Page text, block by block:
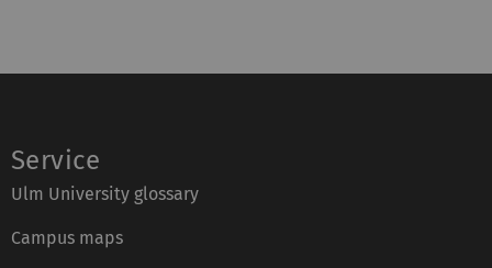
Service
Ulm University glossary
Campus maps